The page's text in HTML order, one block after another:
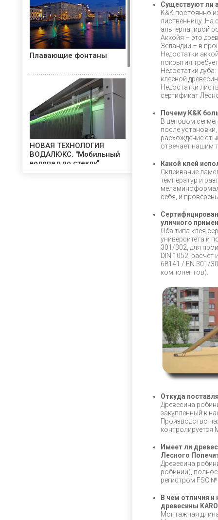
Существуют ли
K&K постоянно
лиственницу. На
альтернативой
Аккойя – это
Зеландии – в
Недостатки
покрытия
Недостатки
клееной
Недостатки
сертификат
Почему K&K
В ценовом
после
расхождение
отвечает нашим
Какой клей
Склеивание
температур и
себя, и
уличного
Оба типа клея
университета и
301/302, для
DIN 1052, расчет
68141 / EN 301/
компонентов).
Откуда
Древесина
закупленный к
Производство
контролируется
Имеет ли
Лесного
Древесина
робинии),
регистром FSC
В чем отличия
древесины
Монтажная
Плавающие фонтаны
НОВАЯ ТЕХНОЛОГИЯ
ВОДАЛЮКС. "Мобильный
водопад по стеклу".